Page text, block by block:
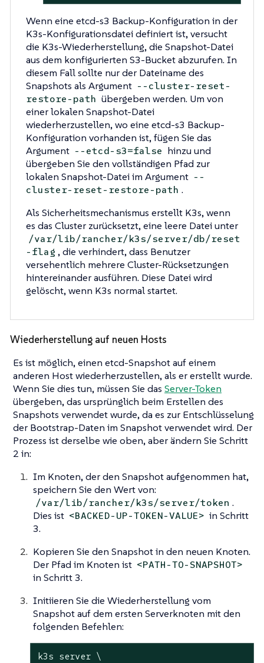
Wenn eine etcd-s3 Backup-Konfiguration in der
K3s-Konfigurationsdatei definiert ist, versucht
die K3s-Wiederherstellung, die Snapshot-Datei
aus dem konfigurierten S3-Bucket abzurufen. In
diesem Fall sollte nur der Dateiname des
Snapshots als Argument --cluster-reset-
restore-path übergeben werden. Um von
einer lokalen Snapshot-Datei
wiederherzustellen, wo eine etcd-s3 Backup-
Konfiguration vorhanden ist, fügen Sie das
Argument --etcd-s3=false hinzu und
übergeben Sie den vollständigen Pfad zur
lokalen Snapshot-Datei im Argument --
cluster-reset-restore-path .
Als Sicherheitsmechanismus erstellt K3s, wenn
es das Cluster zurücksetzt, eine leere Datei unter
/var/lib/rancher/k3s/server/db/reset
-flag , die verhindert, dass Benutzer
versehentlich mehrere Cluster-Rücksetzungen
hintereinander ausführen. Diese Datei wird
gelöscht, wenn K3s normal startet.
Wiederherstellung auf neuen Hosts
Es ist möglich, einen etcd-Snapshot auf einem
anderen Host wiederherzustellen, als er erstellt wurde.
Wenn Sie dies tun, müssen Sie das Server-Token
übergeben, das ursprünglich beim Erstellen des
Snapshots verwendet wurde, da es zur Entschlüsselung
der Bootstrap-Daten im Snapshot verwendet wird. Der
Prozess ist derselbe wie oben, aber ändern Sie Schritt
2 in:
Im Knoten, der den Snapshot aufgenommen hat,
speichern Sie den Wert von:
/var/lib/rancher/k3s/server/token .
Dies ist <BACKED-UP-TOKEN-VALUE> in Schritt
3.
Kopieren Sie den Snapshot in den neuen Knoten.
Der Pfad im Knoten ist <PATH-TO-SNAPSHOT>
in Schritt 3.
Initiieren Sie die Wiederherstellung vom
Snapshot auf dem ersten Serverknoten mit den
folgenden Befehlen:
k3s server \